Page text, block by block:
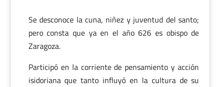
Se desconoce la cuna, niñez y juventud del santo;
pero consta que ya en el año 626 es obispo de
Zaragoza.
Participó en la corriente de pensamiento y acción
isidoriana que tanto influyó en la cultura de su